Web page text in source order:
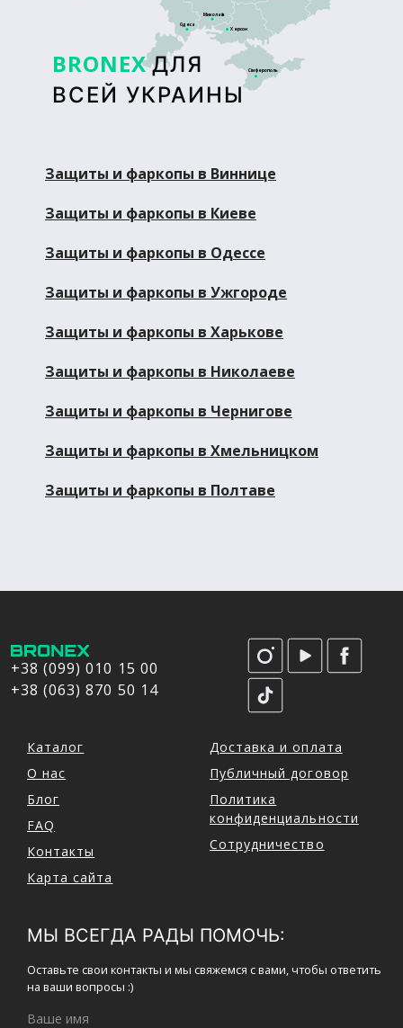
BRONEX ДЛЯ
ВСЕЙ УКРАИНЫ
Сімферополь
Херсон
Миколаїв
Одеса
Защиты и фаркопы в Виннице
Защиты и фаркопы в Киеве
Защиты и фаркопы в Одессе
Защиты и фаркопы в Ужгороде
Защиты и фаркопы в Харькове
Защиты и фаркопы в Николаеве
Защиты и фаркопы в Чернигове
Защиты и фаркопы в Хмельницком
Защиты и фаркопы в Полтаве
+38 (099) 010 15 00
+38 (063) 870 50 14
Каталог
О нас
Блог
FAQ
Контакты
Карта сайта
Доставка и оплата
Публичный договор
Политика
конфиденциальности
Сотрудничество
МЫ ВСЕГДА РАДЫ ПОМОЧЬ:
Оставьте свои контакты и мы свяжемся с вами, чтобы ответить
на ваши вопросы :)
Ваше имя